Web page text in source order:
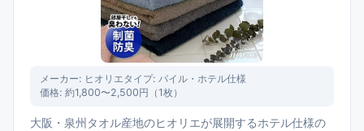
メーカー: ヒオリエタイプ: パイル・ホテル仕様
価格: 約1,800〜2,500円（1枚）
大阪・泉州タオル産地のヒオリエが展開するホテル仕様の